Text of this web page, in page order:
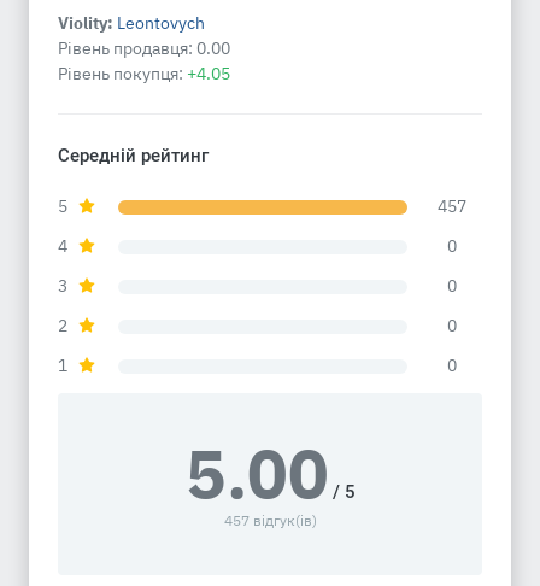
Violity: Leontovych
Рівень продавця: 0.00
Рівень покупця: +4.05
Середній рейтинг
5
457
4
0
3
0
2
0
1
0
5.00 / 5
457 відгук(ів)